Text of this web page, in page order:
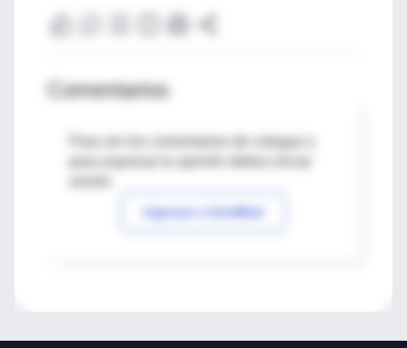
Comentarios
Para ver los comentarios de colegas o
Ingresar a IntraMed